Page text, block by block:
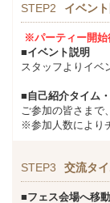
STEP2 イベン
※パーティー開始
■イベント説明
スタッフよりイベ
■自己紹介タイム
ご参加の皆さまで
※参加人数により
STEP3 交流タ
■フェス会場へ移